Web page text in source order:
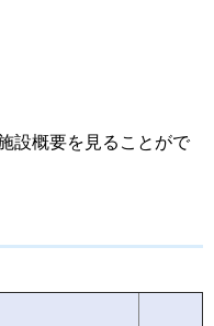
設概要を見ることがで